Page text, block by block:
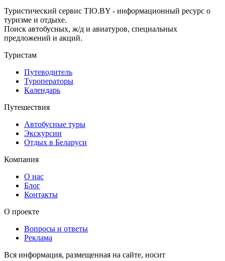
Туристический сервис TIO.BY - информационный ресурс о
туризме и отдыхе.
Поиск автобусных, ж/д и авиатуров, специальных
предложений и акций.
Туристам
Путеводитель
Туроператоры
Календарь
Путешествия
Автобусные туры
Экскурсии
Отдых в Беларуси
Компания
О нас
Блог
Контакты
О проекте
Вопросы и ответы
Реклама
Вся информация, размещенная на сайте, носит